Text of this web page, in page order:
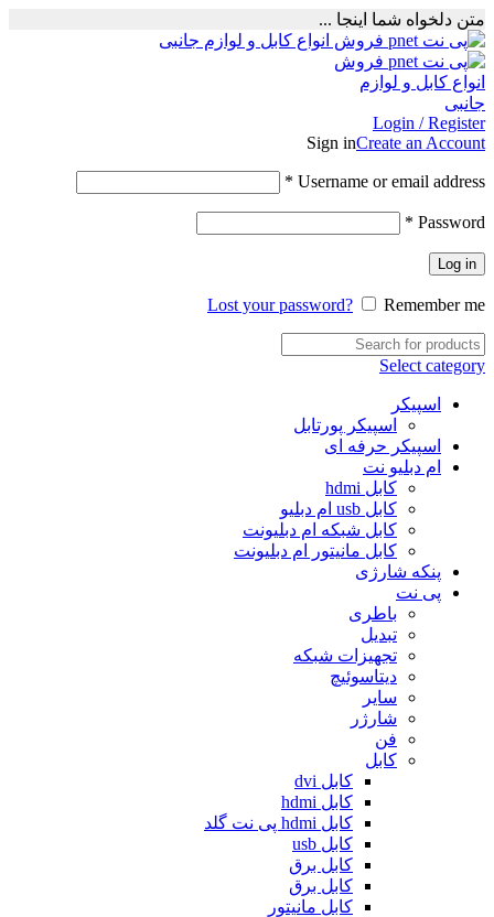
متن دلخواه شما اینجا ...
Login / Register
Sign inCreate an Account
Username or email address
*
Password
*
Log in
Lost your password? Remember me
Select category
اسپیکر
اسپیکر پورتابل
اسپیکر حرفه ای
ام دبلیو نت
کابل hdmi
کابل usb ام دبلیو
کابل شبکه ام دبلیونت
کابل مانیتور ام دبلیونت
پنکه شارژی
پی نت
باطری
تبدیل
تجهیزات شبکه
دیتاسوئیچ
سایر
شارژر
فن
کابل
کابل dvi
کابل hdmi
کابل hdmi پی نت گلد
کابل usb
کابل برق
کابل برق
کابل مانیتور